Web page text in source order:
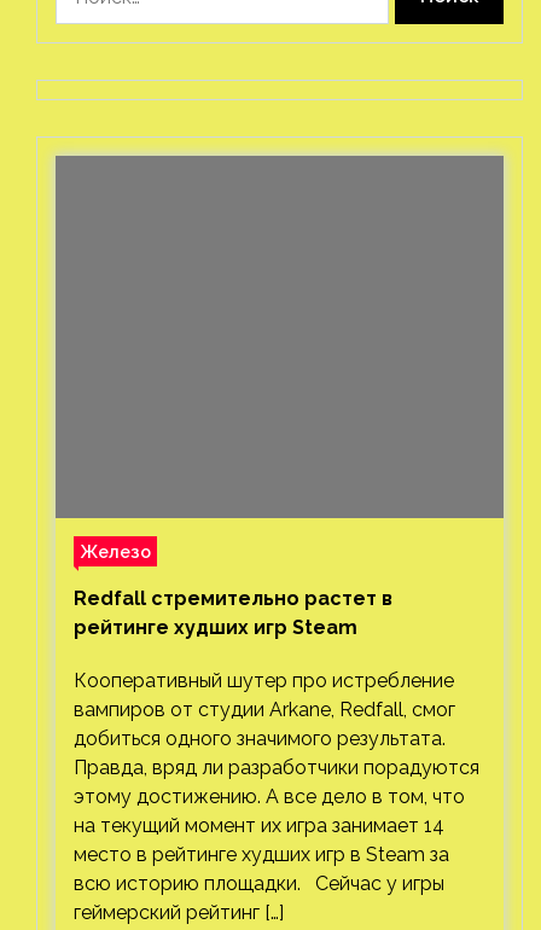
Железо
Redfall стремительно растет в
рейтинге худших игр Steam
Кооперативный шутер про истребление
вампиров от студии Arkane, Redfall, смог
добиться одного значимого результата.
Правда, вряд ли разработчики порадуются
этому достижению. А все дело в том, что
на текущий момент их игра занимает 14
место в рейтинге худших игр в Steam за
всю историю площадки. Сейчас у игры
геймерский рейтинг […]